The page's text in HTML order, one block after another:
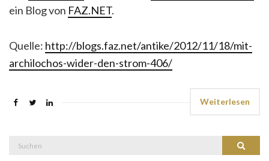
ein Blog von FAZ.NET.
Quelle: http://blogs.faz.net/antike/2012/11/18/mit-
archilochos-wider-den-strom-406/
Weiterlesen
Suchen